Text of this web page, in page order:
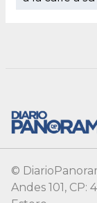
©
Andes 101, CP: